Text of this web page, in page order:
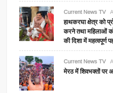
Current News TV
हाथकरघा क्षेत्र को
करने तथा महिलाओं
की दिशा में महत्वपूर्ण
Current News TV
मेरठ में शिवभक्तों पर